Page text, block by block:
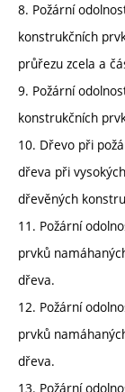
8. Požární
konstrukčních
průřezu zcela a
9. Požární
konstrukčních
10. Dřevo při
dřeva při
dřevěných
11. Požární
prvků
dřeva.
12. Požární
prvků
dřeva.
13. Požární